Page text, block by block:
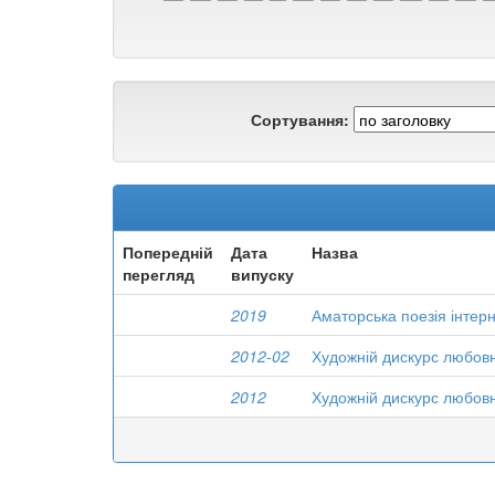
Сортування:
Попередній
перегляд
Дата
випуску
Назва
2019 Аматорська поезія
2012-02
Художній дискурс
2012
Художній дискурс